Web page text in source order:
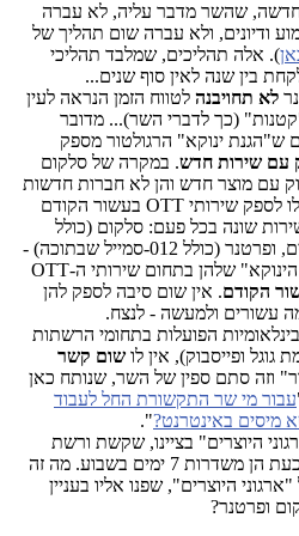
שהשר מדבר עליה, לא עברה
ודיונים, ולא עברה שום תהליך של
). אלה תהליכים, שמלבד תהליכי
בין שנה לאין סוף שנים...
לא תחויבנה לטווח הזמן הנראה לעין
(כך לדברי השר)... מדובר
ש"הגנת ינוקא" הרגולטור מספק
עם שירות חדש. במקרה של סלקום
עם מוצר חדש והן לא חברות חדשות
או קטנות - בכלל. הן החלו לספק שירותי OTT בעשור הקודם
שונה בכל פעם: סלקום (כולל
012-סמייל שבתוכה) -
. כלומר: "הגנת הינוקא" שלהן בתחום שירותי ה-OTT
הקודם. אין שום סיבה לספק להן
עשורים ולמעשה - לנצח.
הפועלות בתחומי הרשתות
ופייסבוק), אין לו שום קשר
וזה סתם ספין של השר, שנותח כאן
עבור מי שר התקשורת החל לעבוד
מיסים באינטרנט?".
היוצרים" בציינו, שקשת ורשת
קיבלו רישיונות נפרדים וכעת הן משדרות 7 ימים בשבוע. מה זה
היוצרים", שפנו אליו בעניין